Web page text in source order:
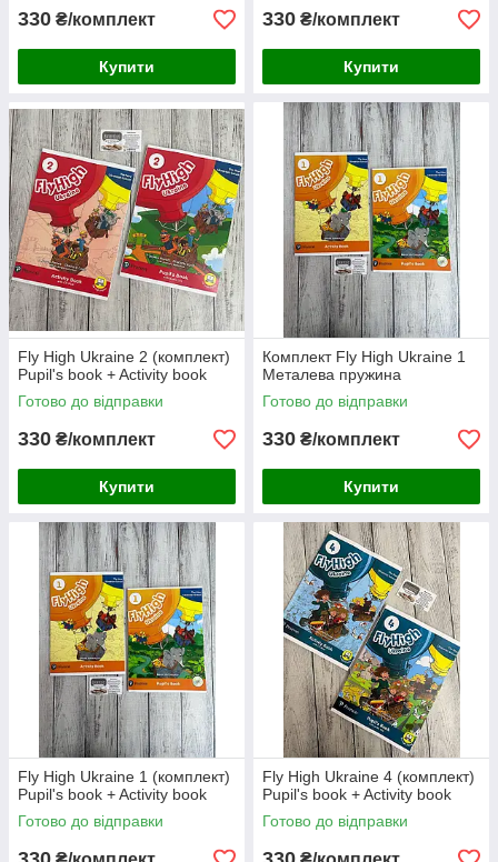
330 ₴/комплект
Купити
330 ₴/комплект
Купити
Fly High Ukraine 2 (комплект)
Pupil's book + Activity book
Готово до відправки
330 ₴/комплект
Купити
Комплект Fly High Ukraine 1
Металева пружина
Готово до відправки
330 ₴/комплект
Купити
Fly High Ukraine 1 (комплект)
Pupil's book + Activity book
Готово до відправки
Fly High Ukraine 4 (комплект)
Pupil's book + Activity book
Готово до відправки